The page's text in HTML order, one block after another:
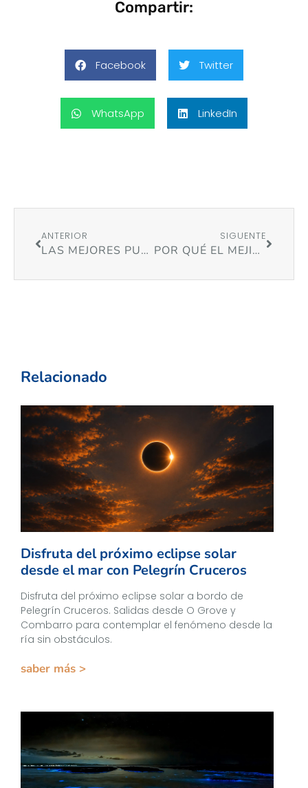
Compartir:
Facebook Twitter
WhatsApp LinkedIn
ANTERIOR
LAS MEJORES PUESTAS DE SOL EN GALICIA: 6 LUGARES QUE NO TE PUEDES PERDER
SIGUENTE
POR QUÉ EL MEJILLÓN DE BATEA SABE MEJOR EN OTOÑO
Relacionado
Disfruta del próximo eclipse solar
desde el mar con Pelegrín Cruceros
Disfruta del próximo eclipse solar a bordo de
Pelegrín Cruceros. Salidas desde O Grove y
Combarro para contemplar el fenómeno desde la
ría sin obstáculos.
saber más >